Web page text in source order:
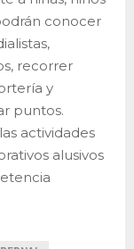
conocer
recorrer
y
puntos.
actividades
alusivos